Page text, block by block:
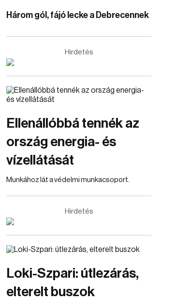
Három gól, fájó lecke a Debrecennek
Hirdetés
Ellenállóbbá tennék az
ország energia- és
vízellátását
Munkához lát a védelmi munkacsoport.
Hirdetés
Loki-Szpari: útlezárás,
elterelt buszok